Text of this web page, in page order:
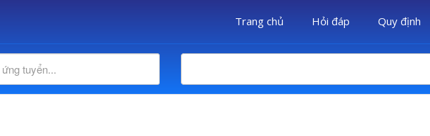
Trang chủ Hỏi đáp Quy định